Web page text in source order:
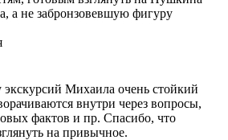
а не забронзовевшую фигуру
Михаила очень стойкий
внутри через вопросы,
фактов и пр. Спасибо, что
на привычное.